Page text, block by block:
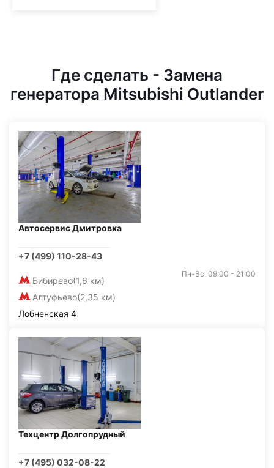
Где сделать - Замена
генератора Mitsubishi Outlander
Автосервис Дмитровка
+7 (499) 110-28-43
Бибирево(1,6 км)
Алтуфьево(2,35 км)
Пн-Вс: 09:00 - 21:00
Лобненская 4
Техцентр Долгопрудный
+7 (495) 032-08-22